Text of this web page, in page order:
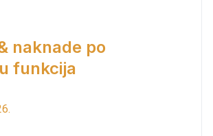
naknade po
funkcija